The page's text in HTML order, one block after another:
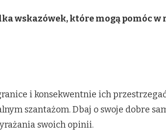
wskazówek, które mogą pomóc w
i konsekwentnie ich
szantażom. Dbaj o swoje dobre
swoich opinii.